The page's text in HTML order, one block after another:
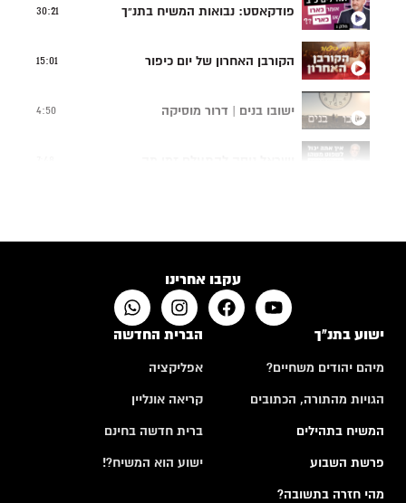
פודקאסט: נבואות המשיח בתנ"ך 30:21
הקורבן האחרון של יום כיפור 15:01
ישובו בנים | דרור מוסיקה 4:50
עקבו אחרינו
ישוע בתנ"ך
מיהם יהודים משחיים?
הגויות מהתורה, הכתובים
המשיח בתהילים
פרשת השבוע
מהי חזרה בתשובה?
הברית החדשה
אפליקציה
קריאה אונליין
ברית חדשה בחינם
ישוע הוא המשיח?!